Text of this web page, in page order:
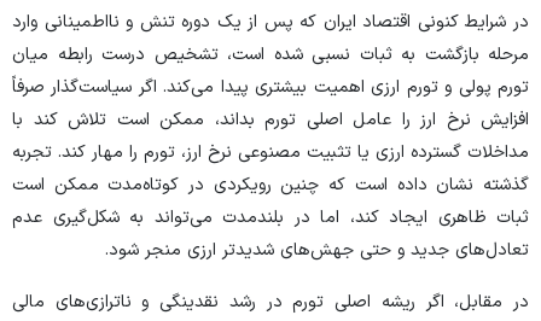
در شرایط کنونی اقتصاد ایران که پس از یک دوره تنش و نااطمینانی وارد
مرحله بازگشت به ثبات نسبی شده است، تشخیص درست رابطه میان
تورم پولی و تورم ارزی اهمیت بیشتری پیدا می‌کند. اگر سیاست‌گذار صرفاً
افزایش نرخ ارز را عامل اصلی تورم بداند، ممکن است تلاش کند با
مداخلات گسترده ارزی یا تثبیت مصنوعی نرخ ارز، تورم را مهار کند. تجربه
گذشته نشان داده است که چنین رویکردی در کوتاه‌مدت ممکن است
ثبات ظاهری ایجاد کند، اما در بلندمدت می‌تواند به شکل‌گیری عدم
تعادل‌های جدید و حتی جهش‌های شدیدتر ارزی منجر شود.
در مقابل، اگر ریشه اصلی تورم در رشد نقدینگی و ناترازی‌های مالی